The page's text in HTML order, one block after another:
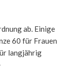
ab. Einige
60 für Frauen
langjährig